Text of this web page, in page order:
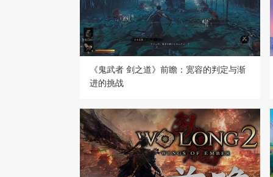
《鬼武者 剑之道》前瞻：宽容的判定与渐
进的挑战